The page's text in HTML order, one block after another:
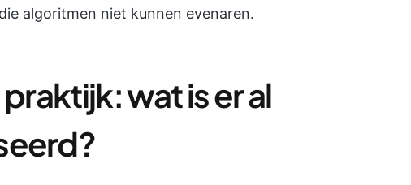
algoritmen niet kunnen evenaren.
wat is er al